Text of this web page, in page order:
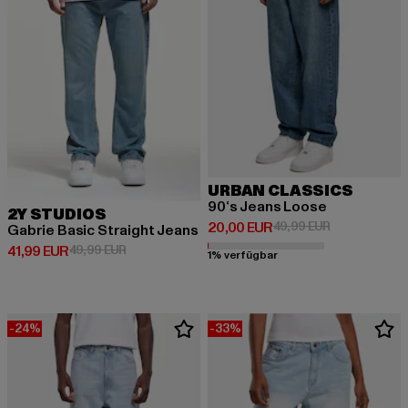
2Y STUDIOS
Gabrie Basic Straight Jeans
41,99 EUR
Derzeitiger Preis: 41,99 EUR
49,99 EURAktionspreis: 49,99 EUR
URBAN CLASSICS
90‘s Jeans Loose
20,00 EUR
Derzeitiger Preis: 20,00 EUR
49,99 EURAktionspreis:
1% verfügbar
-24% -33%